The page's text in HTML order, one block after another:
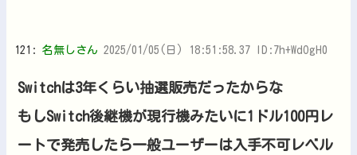
121: 名無しさん 2025/01/05(日) 18:51:58.37 ID:7h+WdOgH0
Switchは3年くらい抽選販売だったからな
もしSwitch後継機が現行機みたいに1ドル100円レ
ートで発売したら一般ユーザーは入手不可レベル